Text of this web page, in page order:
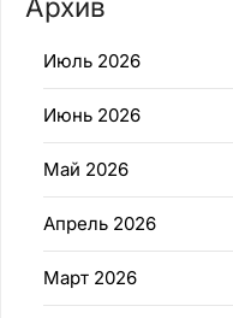
Архив
Июль 2026
Июнь 2026
Май 2026
Апрель 2026
Март 2026